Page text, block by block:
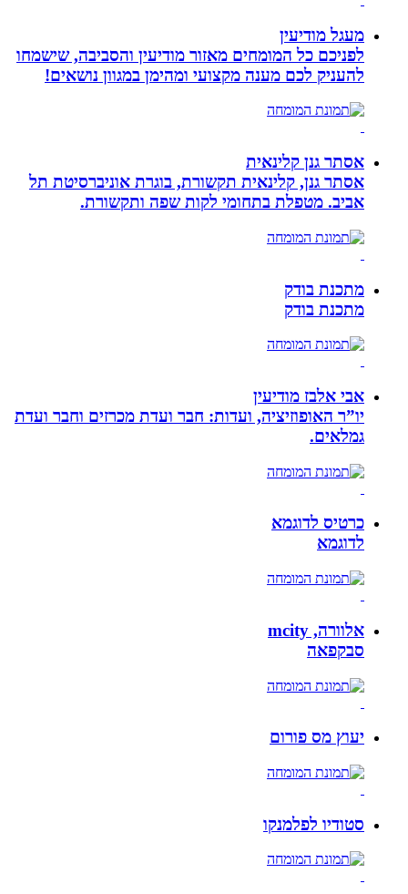
מעגל מודיעין
לפניכם כל המומחים מאזור מודיעין והסביבה, שישמחו
להעניק לכם מענה מקצועי ומהימן במגוון נושאים!
אסתר גנן קלינאית
אסתר גנן, קלינאית תקשורת, בוגרת אוניברסיטת תל
אביב. מטפלת בתחומי לקות שפה ותקשורת.
מתכנת בודק
מתכנת בודק
אבי אלבז מודיעין
יו”ר האופוזיציה, ועדות: חבר ועדת מכרזים וחבר ועדת
גמלאים.
כרטיס לדוגמא
לדוגמא
אלוורה, mcity
סבקפאה
יעוץ מס פורום
סטודיו לפלמנקו